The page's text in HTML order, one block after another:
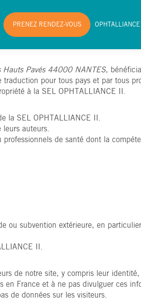
PRENEZ RENDEZ-VOUS OPHTALLIANCE
Hauts Pavés 44000 NANTES,
pour tous pays et par tous
à la SEL OPHTALLIANCE II.
la SEL OPHTALLIANCE II.
leurs auteurs.
professionnels de santé dont la
ou subvention extérieure, en
II.
de notre site, y compris leur
en France et à ne pas divulguer ces
de données sur les visiteurs.